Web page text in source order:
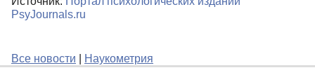
PsyJournals.ru
Все новости Наукометрия